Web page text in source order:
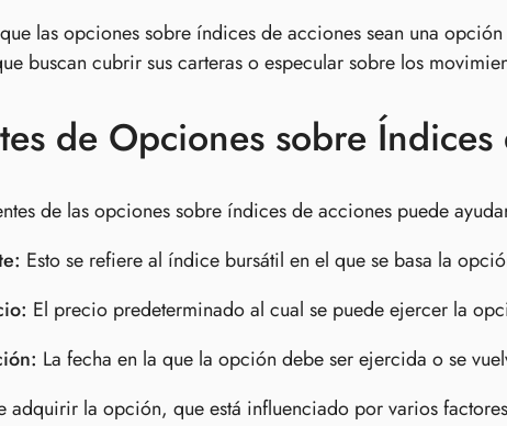
las opciones sobre índices de acciones sean una
buscan cubrir sus carteras o especular sobre los
de Opciones sobre Índices
de las opciones sobre índices de acciones puede
Esto se refiere al índice bursátil en el que se basa la
El precio predeterminado al cual se puede ejercer la
La fecha en la que la opción debe ser ejercida o se
adquirir la opción, que está influenciado por varios